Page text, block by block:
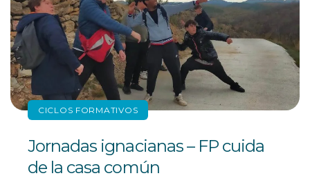
CICLOS FORMATIVOS
Jornadas ignacianas – FP cuida
de la casa común